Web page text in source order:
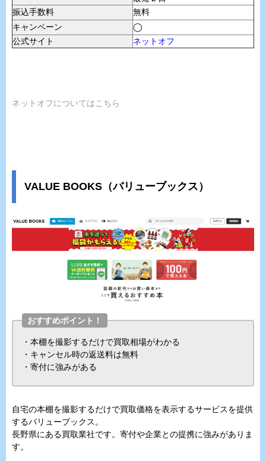
振込手数料
無料
キャンペーン
◯
公式サイト
ネットオフ
ネットオフについてはこちら
VALUE BOOKS（バリューブックス）
おすすめポイント！
・本棚を撮影するだけで買取相場がわかる
・キャンセル時の返送料は無料
・寄付に強みがある
自宅の本棚を撮影するだけで買取価格を表示するサービスを提供
するバリューブックス。
長野県にある買取業社です。寄付や企業との提携に強みがありま
す。